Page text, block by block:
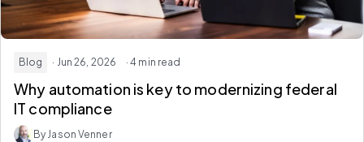
Blog · Jun 26, 2026 · 4 min read
Why automation is key to modernizing federal
IT compliance
By Jason Venner